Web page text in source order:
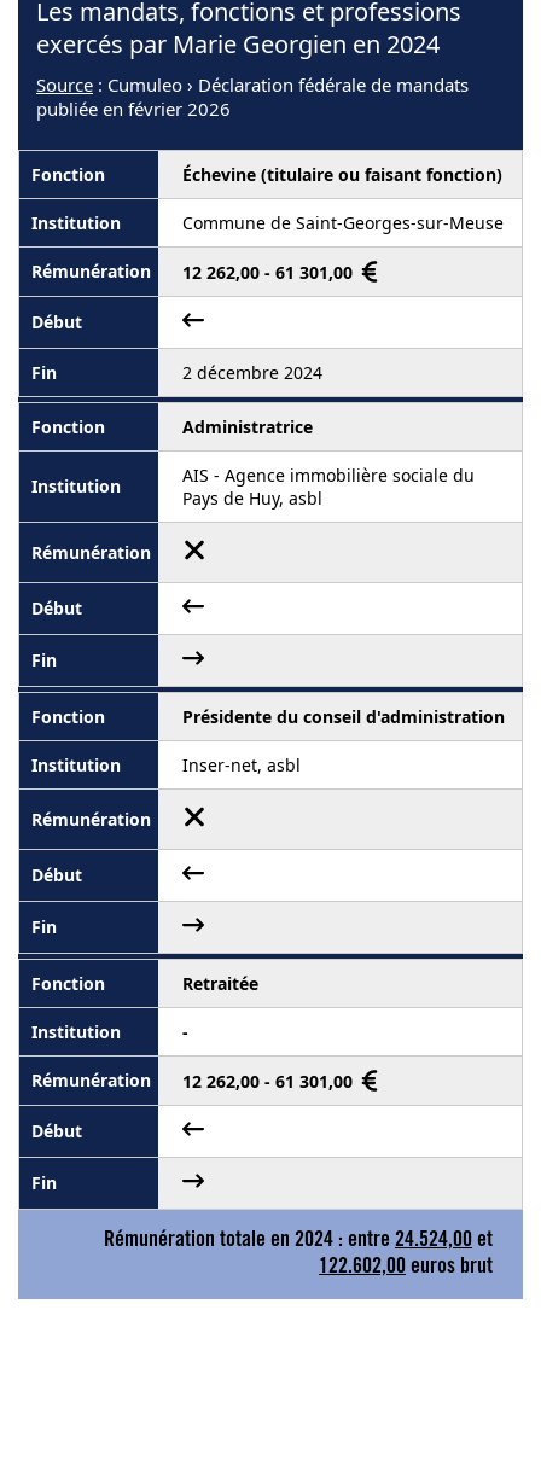
Les mandats, fonctions et professions
exercés par Marie Georgien en 2024
Source : Cumuleo › Déclaration fédérale de mandats
publiée en février 2026
Échevine (titulaire ou faisant fonction)
Commune de Saint-Georges-sur-Meuse
12 262,00 - 61 301,00
2 décembre 2024
Administratrice
AIS - Agence immobilière sociale du
Pays de Huy, asbl
Présidente du conseil d'administration
Inser-net, asbl
Retraitée
-
12 262,00 - 61 301,00
Rémunération totale en 2024 : entre 24.524,00 et
122.602,00 euros brut